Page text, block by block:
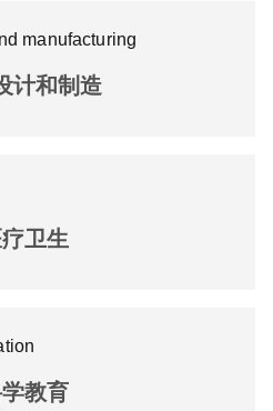
计和制造
疗卫生
教育